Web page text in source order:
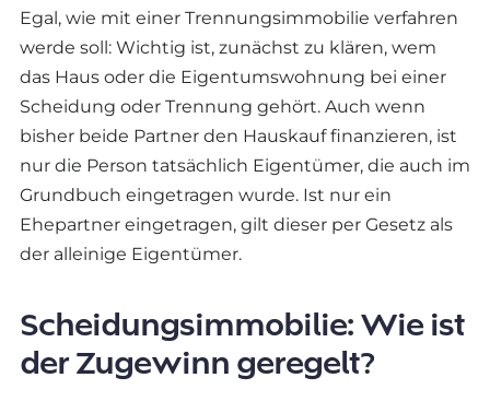
Egal, wie mit einer Trennungsimmobilie verfahren
werde soll: Wichtig ist, zunächst zu klären, wem
das Haus oder die Eigentumswohnung bei einer
Scheidung oder Trennung gehört. Auch wenn
bisher beide Partner den Hauskauf finanzieren, ist
nur die Person tatsächlich Eigentümer, die auch im
Grundbuch eingetragen wurde. Ist nur ein
Ehepartner eingetragen, gilt dieser per Gesetz als
der alleinige Eigentümer.
Scheidungsimmobilie: Wie ist
der Zugewinn geregelt?